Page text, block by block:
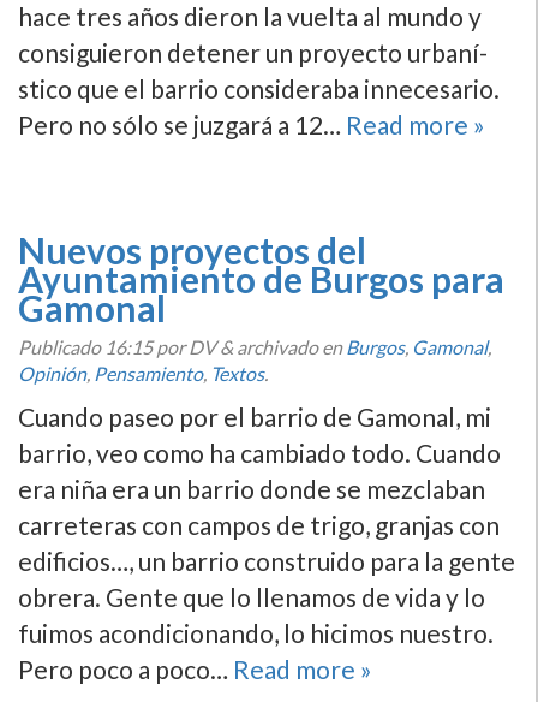
hace tres años dieron la vuelta al mundo y
consiguieron detener un proyecto urbaní­
stico que el barrio consideraba innecesario.
Pero no sólo se juzgará a 12… Read more »
Nuevos proyectos del
Ayuntamiento de Burgos para
Gamonal
Publicado 16:15por DV&archivado enBurgos, Gamonal,
Opinión, Pensamiento, Textos.
Cuando paseo por el barrio de Gamonal, mi
barrio, veo como ha cambiado todo. Cuando
era niña era un barrio donde se mezclaban
carreteras con campos de trigo, granjas con
edificios…, un barrio construido para la gente
obrera. Gente que lo llenamos de vida y lo
fuimos acondicionando, lo hicimos nuestro.
Pero poco a poco… Read more »